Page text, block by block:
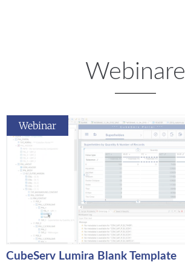
Webinare
Webinar
CubeServ Lumira Blank Template